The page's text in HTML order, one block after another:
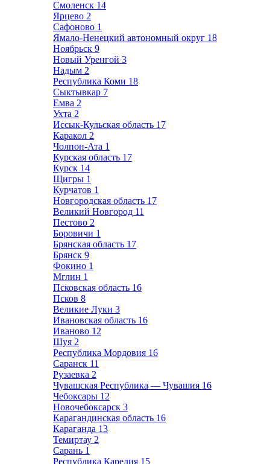
Смоленск 14
Ярцево 2
Сафоново 1
Ямало-Ненецкий автономный округ 18
Ноябрьск 9
Новый Уренгой 3
Надым 2
Республика Коми 18
Сыктывкар 7
Емва 2
Ухта 2
Иссык-Кульская область 17
Каракол 2
Чолпон-Ата 1
Курская область 17
Курск 14
Щигры 1
Курчатов 1
Новгородская область 17
Великий Новгород 11
Пестово 2
Боровичи 1
Брянская область 17
Брянск 9
Фокино 1
Мглин 1
Псковская область 16
Псков 8
Великие Луки 3
Ивановская область 16
Иваново 12
Шуя 2
Республика Мордовия 16
Саранск 11
Рузаевка 2
Чувашская Республика — Чувашия 16
Чебоксары 12
Новочебоксарск 3
Карагандинская область 16
Караганда 13
Темиртау 2
Сарань 1
Республика Карелия 15